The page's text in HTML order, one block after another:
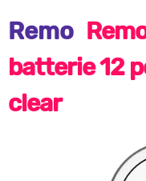
Remo
batterie 12
clear